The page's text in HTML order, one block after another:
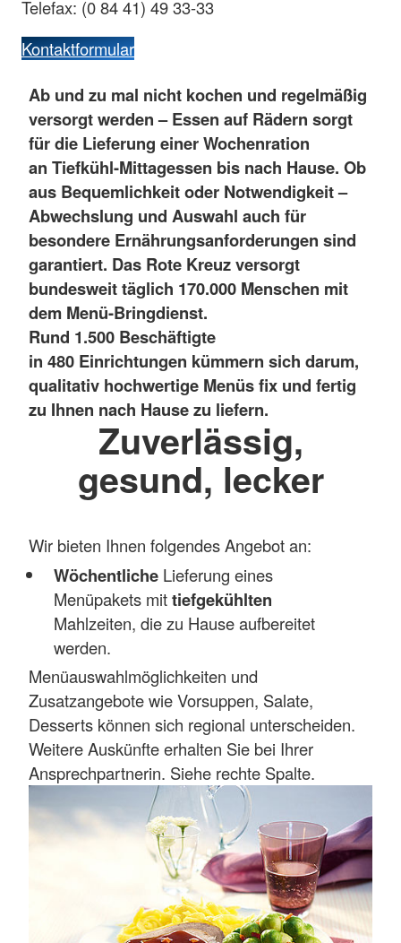
Telefax: (0 84 41) 49 33-33
Kontaktformular
Ab und zu mal nicht kochen und regelmäßig
versorgt werden – Essen auf Rädern sorgt
für die Lieferung einer Wochenration
an Tiefkühl-Mittagessen bis nach Hause. Ob
aus Bequemlichkeit oder Notwendigkeit –
Abwechslung und Auswahl auch für
besondere Ernährungsanforderungen sind
garantiert. Das Rote Kreuz versorgt
bundesweit täglich 170.000 Menschen mit
dem Menü-Bringdienst.
Rund 1.500 Beschäftigte
in 480 Einrichtungen kümmern sich darum,
qualitativ hochwertige Menüs fix und fertig
zu Ihnen nach Hause zu liefern.
Zuverlässig,
gesund, lecker
Wir bieten Ihnen folgendes Angebot an:
WöchentlicheLieferung eines
Menüpakets mittiefgekühlten
Mahlzeiten, die zu Hause aufbereitet
werden.
Menüauswahlmöglichkeiten und
Zusatzangebote wie Vorsuppen, Salate,
Desserts können sich regional unterscheiden.
Weitere Auskünfte erhalten Sie bei Ihrer
Ansprechpartnerin. Siehe rechte Spalte.